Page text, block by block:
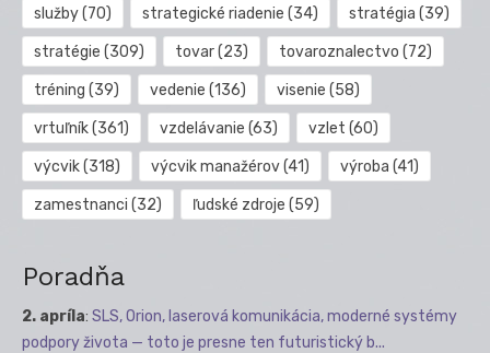
služby(70) strategické riadenie (34) stratégia (39)
stratégie (309) tovar(23) tovaroznalectvo (72)
tréning (39) vedenie (136) visenie (58)
vrtuľník(361) vzdelávanie (63) vzlet (60)
výcvik(318) výcvik manažérov(41) výroba (41)
zamestnanci (32) ľudské zdroje (59)
Poradňa
2. apríla: SLS, Orion, laserová komunikácia, moderné systémy
podpory života — toto je presne ten futuristický b...